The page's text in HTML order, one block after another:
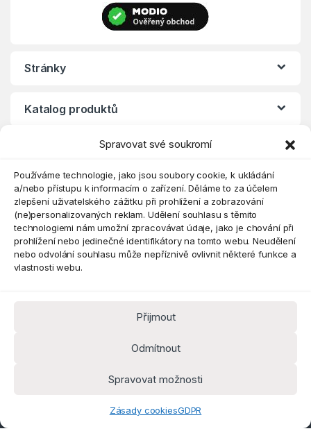
Spravovat své soukromí
Používáme technologie, jako jsou soubory cookie, k ukládání
a/nebo přístupu k informacím o zařízení. Děláme to za účelem
zlepšení uživatelského zážitku při prohlížení a zobrazování
(ne)personalizovaných reklam. Udělení souhlasu s těmito
technologiemi nám umožní zpracovávat údaje, jako je chování při
prohlížení nebo jedinečné identifikátory na tomto webu. Neudělení
nebo odvolání souhlasu může nepříznivě ovlivnit některé funkce a
vlastnosti webu.
Přijmout
Odmítnout
Spravovat možnosti
Zásady cookiesGDPR
Stránky
Katalog produktů
Máte dotaz? Kontaktujte nás
k.cz
Kancelář 8:30 - 16:00